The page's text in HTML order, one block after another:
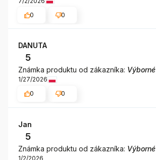
0
0
DANUTA
5
Známka produktu od zákazníka: Výborné
1/27/2026
0
0
Jan
5
Známka produktu od zákazníka: Výborné
1/2/2026